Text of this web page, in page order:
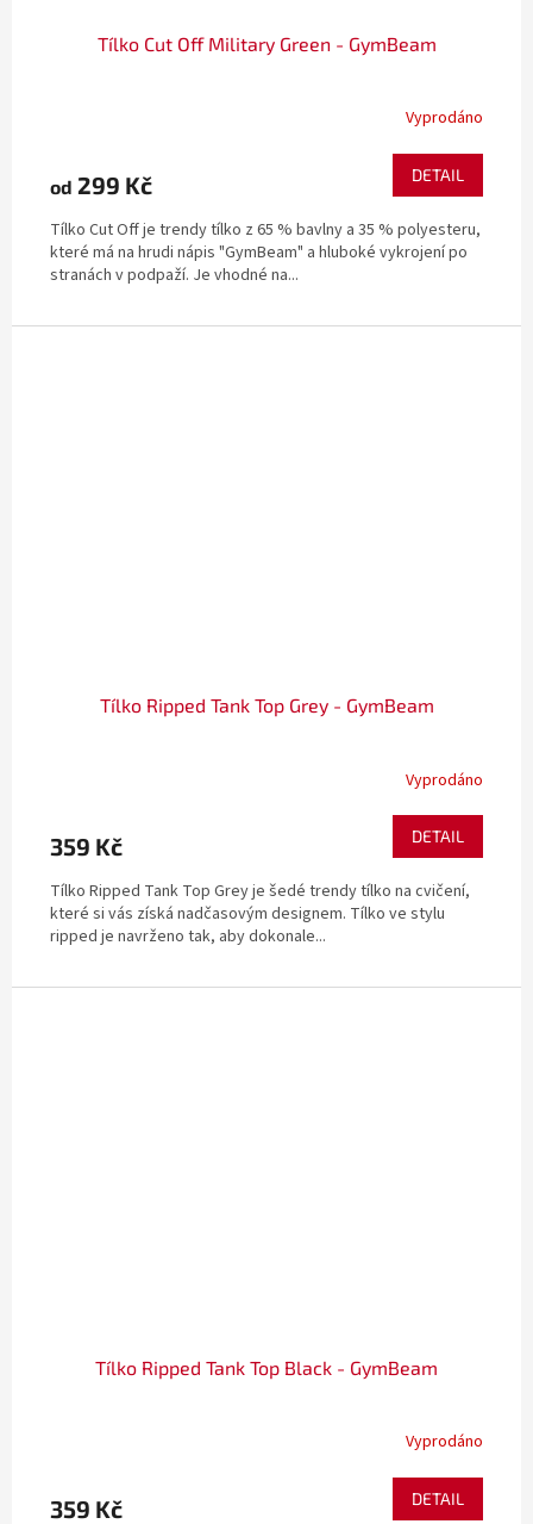
Tílko Cut Off Military Green - GymBeam
Vyprodáno
od 299 Kč DETAIL
Tílko Cut Off je trendy tílko z 65 % bavlny a 35 % polyesteru,
které má na hrudi nápis "GymBeam" a hluboké vykrojení po
stranách v podpaží. Je vhodné na...
Tílko Ripped Tank Top Grey - GymBeam
Vyprodáno
359 Kč DETAIL
Tílko Ripped Tank Top Grey je šedé trendy tílko na cvičení,
které si vás získá nadčasovým designem. Tílko ve stylu
ripped je navrženo tak, aby dokonale...
Tílko Ripped Tank Top Black - GymBeam
Vyprodáno
359 Kč DETAIL